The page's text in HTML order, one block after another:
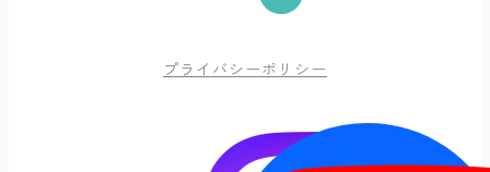
プライバシーポリシー